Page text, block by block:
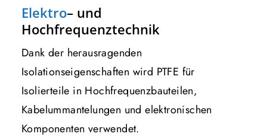
Elektro– und
Hochfrequenztechnik
Dank der herausragenden
Isolationseigenschaften wird PTFE für
Isolierteile in Hochfrequenzbauteilen,
Kabelummantelungen und elektronischen
Komponenten verwendet.